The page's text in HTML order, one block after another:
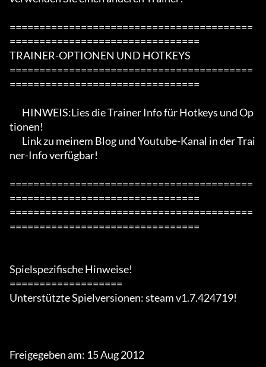
=========================================
================================
TRAINER-OPTIONEN UND HOTKEYS
=========================================
================================
tionen!
ner-Info verfügbar!
=========================================
================================
=========================================
================================
Spielspezifische Hinweise!
===================
Unterstützte Spielversionen: steam v1.7.424719!
Freigegeben am: 15 Aug 2012